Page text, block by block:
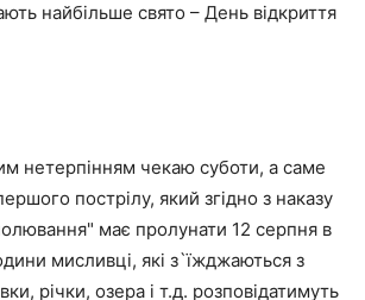
найбільше свято – День відкриття
нетерпінням чекаю суботи, а саме
пострілу, який згідно з наказу
має пролунати 12 серпня в
мисливці, які з`їжджаються з
річки, озера і т.д. розповідатимуть